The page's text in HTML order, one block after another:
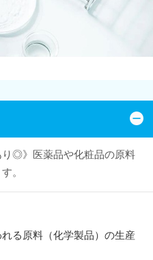
り◎》医薬品や化粧品の原料
。
る原料（化学製品）の生産